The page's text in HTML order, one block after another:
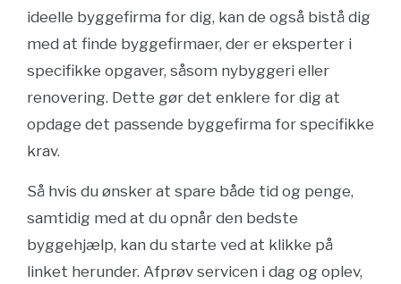
ideelle byggefirma for dig, kan de også bistå dig
med at finde byggefirmaer, der er eksperter i
specifikke opgaver, såsom nybyggeri eller
renovering. Dette gør det enklere for dig at
opdage det passende byggefirma for specifikke
krav.
Så hvis du ønsker at spare både tid og penge,
samtidig med at du opnår den bedste
byggehjælp, kan du starte ved at klikke på
linket herunder. Afprøv servicen i dag og oplev,